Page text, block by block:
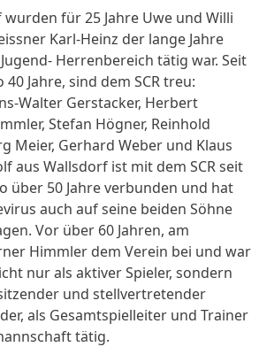
für 25 Jahre Uwe und Willi
Karl-Heinz der lange Jahre
Herrenbereich tätig war. Seit
40 Jahre, sind dem SCR treu:
Walter Gerstacker, Herbert
Stefan Högner, Reinhold
Meier, Gerhard Weber und Klaus
aus Wallsdorf ist mit dem SCR seit
über 50 Jahre verbunden und hat
auch auf seine beiden Söhne
Vor über 60 Jahren, am
Himmler dem Verein bei und war
nur als aktiver Spieler, sondern
und stellvertretender
als Gesamtspielleiter und Trainer
tätig.